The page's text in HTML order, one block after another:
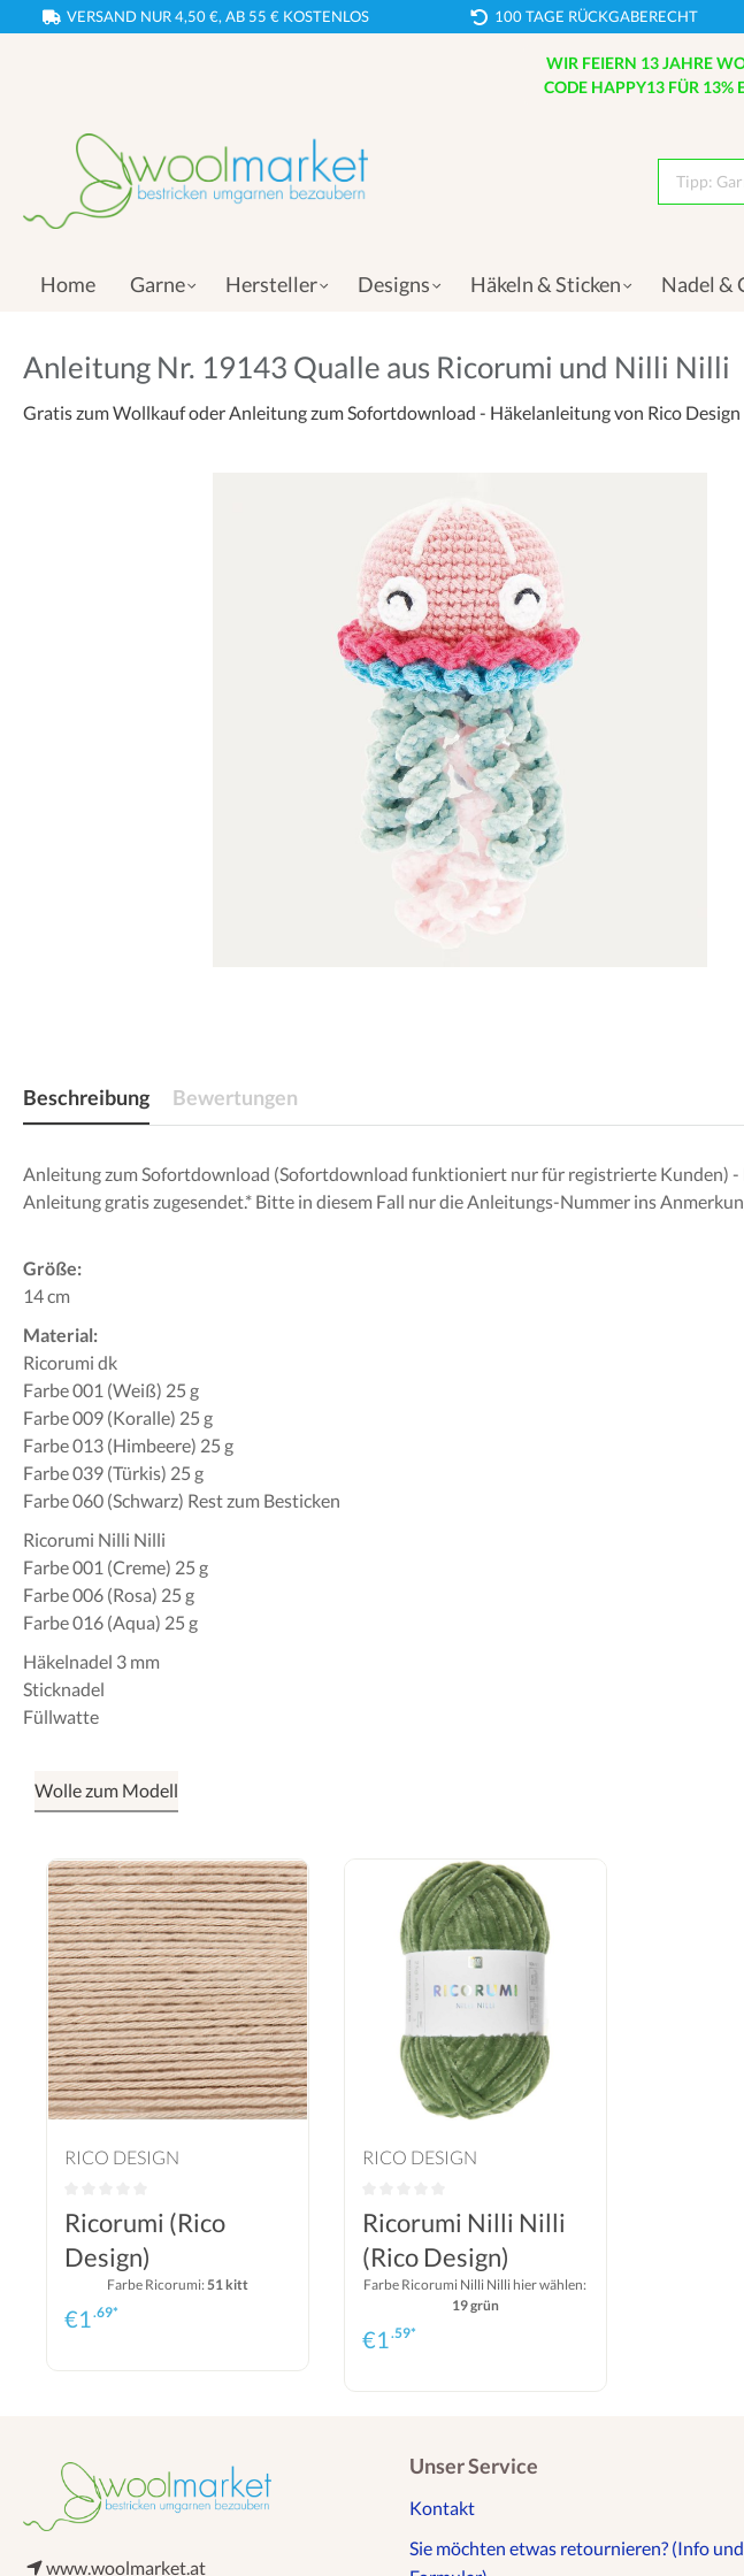
VERSAND NUR 4,50 €, AB 55 € KOSTENLOS 100 TAGE RÜCKGABERECHT
WIR FEIERN 13 JAHRE
CODE HAPPY13 FÜR 13%
Home Garne Hersteller Designs Häkeln & Sticken Nadel &
Anleitung Nr. 19143 Qualle aus Ricorumi und Nilli Nilli
Gratis zum Wollkauf oder Anleitung zum Sofortdownload - Häkelanleitung von Rico Design
Beschreibung Bewertungen
Anleitung zum Sofortdownload (Sofortdownload funktioniert nur für registrierte Kunden) -
Anleitung gratis zugesendet.* Bitte in diesem Fall nur die Anleitungs-Nummer ins
Größe:
14 cm
Material:
Ricorumi dk
Farbe 001 (Weiß) 25 g
Farbe 009 (Koralle) 25 g
Farbe 013 (Himbeere) 25 g
Farbe 039 (Türkis) 25 g
Farbe 060 (Schwarz) Rest zum Besticken
Ricorumi Nilli Nilli
Farbe 001 (Creme) 25 g
Farbe 006 (Rosa) 25 g
Farbe 016 (Aqua) 25 g
Häkelnadel 3 mm
Sticknadel
Füllwatte
Wolle zum Modell
RICO DESIGN
Ricorumi (Rico
Design)
Farbe Ricorumi:51 kitt
€1.69*
RICO DESIGN
Ricorumi Nilli Nilli
(Rico Design)
Farbe Ricorumi Nilli Nilli hier wählen:
19 grün
€1.59*
www.woolmarket.at
Unser Service
Kontakt
Sie möchten etwas retournieren? (Info und